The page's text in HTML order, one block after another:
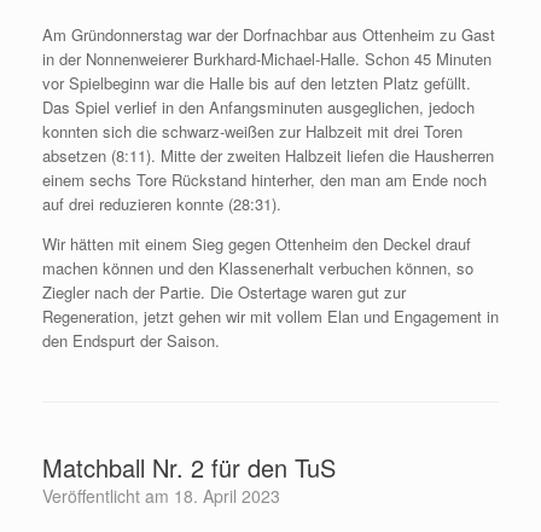
Am Gründonnerstag war der Dorfnachbar aus Ottenheim zu Gast
in der Nonnenweierer Burkhard-Michael-Halle. Schon 45 Minuten
vor Spielbeginn war die Halle bis auf den letzten Platz gefüllt.
Das Spiel verlief in den Anfangsminuten ausgeglichen, jedoch
konnten sich die schwarz-weißen zur Halbzeit mit drei Toren
absetzen (8:11). Mitte der zweiten Halbzeit liefen die Hausherren
einem sechs Tore Rückstand hinterher, den man am Ende noch
auf drei reduzieren konnte (28:31).
Wir hätten mit einem Sieg gegen Ottenheim den Deckel drauf
machen können und den Klassenerhalt verbuchen können, so
Ziegler nach der Partie. Die Ostertage waren gut zur
Regeneration, jetzt gehen wir mit vollem Elan und Engagement in
den Endspurt der Saison.
Matchball Nr. 2 für den TuS
Veröffentlicht am 18. April 2023